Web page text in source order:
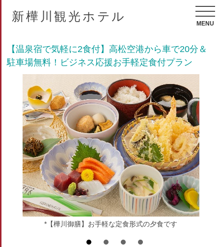
新樺川観光ホテル
MENU
【温泉宿で気軽に2食付】高松空港から車で20分＆
駐車場無料！ビジネス応援お手軽定食付プラン
*【樺川御膳】お手軽な定食形式の夕食です